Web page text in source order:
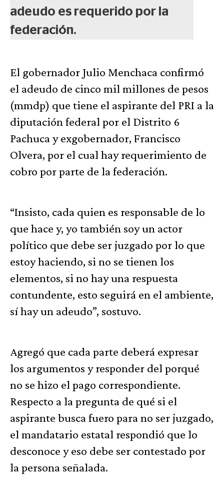
adeudo es requerido por la
federación.
El gobernador Julio Menchaca confirmó
el adeudo de cinco mil millones de pesos
(mmdp) que tiene el aspirante del PRI a la
diputación federal por el Distrito 6
Pachuca y exgobernador, Francisco
Olvera, por el cual hay requerimiento de
cobro por parte de la federación.
“Insisto, cada quien es responsable de lo
que hace y, yo también soy un actor
político que debe ser juzgado por lo que
estoy haciendo, si no se tienen los
elementos, si no hay una respuesta
contundente, esto seguirá en el ambiente,
sí hay un adeudo”, sostuvo.
Agregó que cada parte deberá expresar
los argumentos y responder del porqué
no se hizo el pago correspondiente.
Respecto a la pregunta de qué si el
aspirante busca fuero para no ser juzgado,
el mandatario estatal respondió que lo
desconoce y eso debe ser contestado por
la persona señalada.